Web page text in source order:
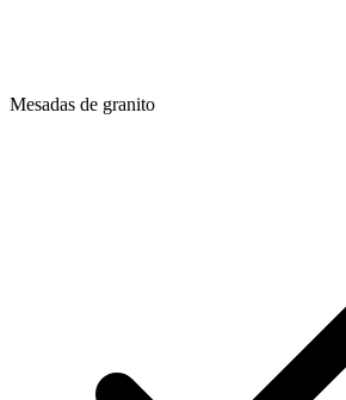
Mesadas de granito